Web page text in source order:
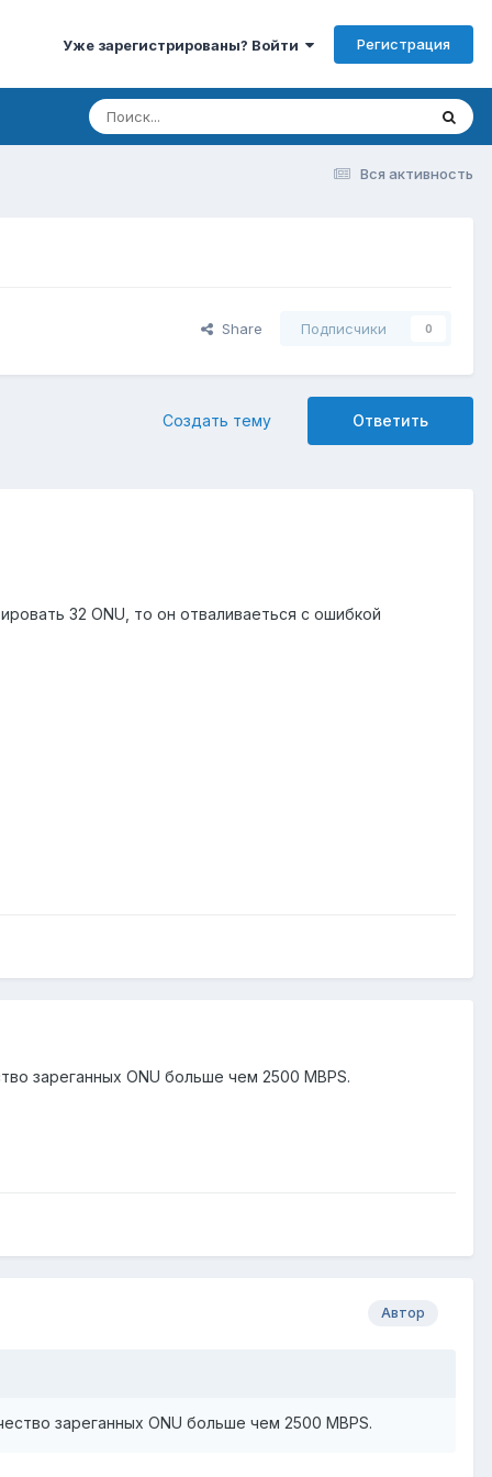
Уже зарегистрированы? Войти Регистрация
Вся активность
Share Подписчики 0
Ответить
Создать тему
32 ONU, то он отваливаеться с ошибкой
зареганных ONU больше чем 2500 MBPS.
Автор
зареганных ONU больше чем 2500 MBPS.